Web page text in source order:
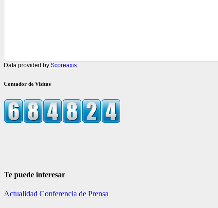
Data provided by Scoreaxis
Contador de Visitas
Te puede interesar
Actualidad Conferencia de Prensa